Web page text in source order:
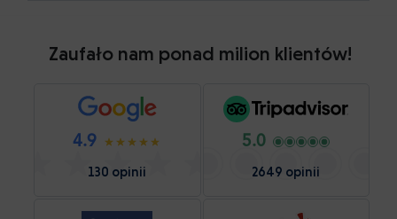
Zaufało nam ponad milion klientów!
4.9
130 opinii
5.0
2649 opinii